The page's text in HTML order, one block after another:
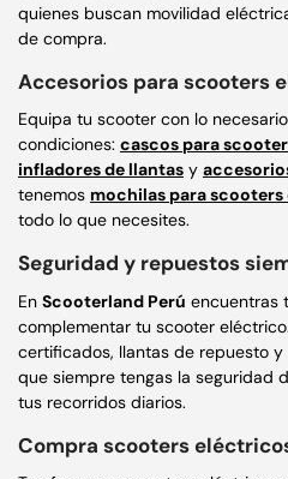
quienes buscan movilidad
de compra.
Accesorios para scooters
Equipa tu scooter con lo
condiciones: cascos para scooter
infladores de llantas y
tenemos mochilas para
todo lo que necesites.
Seguridad y repuestos
En Scooterland Perú encuentras
complementar tu scooter
certificados, llantas de repuesto
que siempre tengas la seguridad
tus recorridos diarios.
Compra scooters